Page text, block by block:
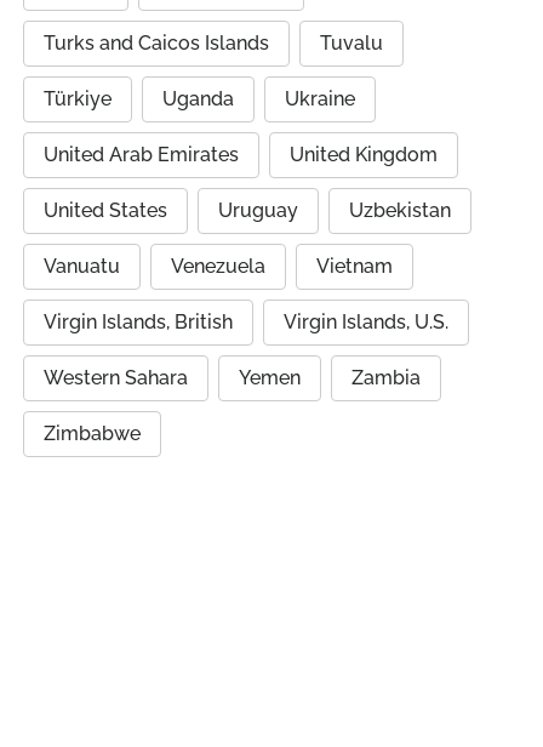
Turks and Caicos Islands Tuvalu
Türkiye Uganda Ukraine
United Arab Emirates United Kingdom
United States Uruguay Uzbekistan
Vanuatu Venezuela Vietnam
Virgin Islands, British Virgin Islands, U.S.
Western Sahara Yemen Zambia
Zimbabwe